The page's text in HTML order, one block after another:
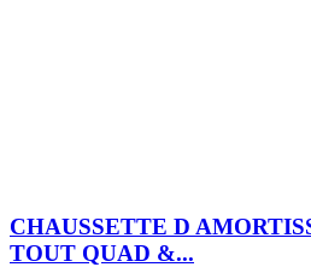
CHAUSSETTE D
TOUT QUAD &...